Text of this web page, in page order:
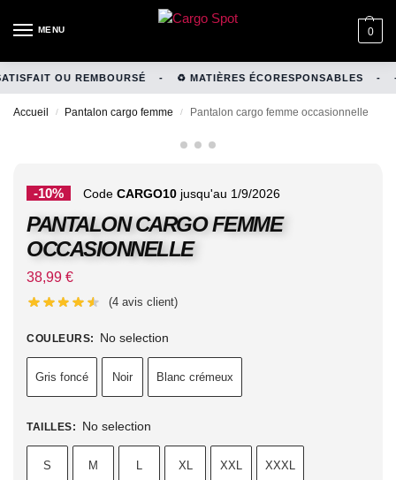
MENU 0
OU REMBOURSÉ ♻️ MATIÈRES ÉCORESPONSABLES
Accueil / Pantalon cargo femme / Pantalon cargo femme occasionnelle
-10% Code CARGO10 jusqu'au 1/9/2026
PANTALON CARGO FEMME
OCCASIONNELLE
38,99 €
(4 avis client)
COULEURS: No selection
Gris foncé Noir Blanc crémeux
TAILLES: No selection
S M L XL XXL XXXL